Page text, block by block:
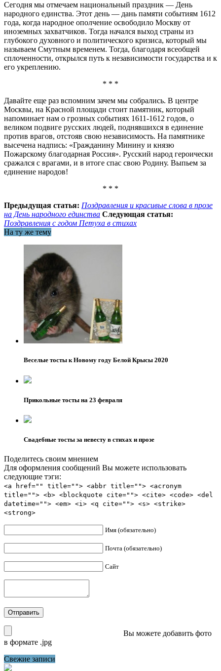
Сегодня мы отмечаем национальный праздник — День
народного единства. Этот день — дань памяти событиям 1612
года, когда народное ополчение освободило Москву от
иноземных захватчиков. Тогда начался выход страны из
глубокого духовного и политического кризиса, который мы
называем Смутным временем. Тогда, благодаря всеобщей
сплоченности, открылся путь к независимости государства и к
его укреплению.
* * *
Давайте еще раз вспомним зачем мы собрались. В центре
Москвы, на Красной площади стоит памятник, который
напоминает нам о грозных событиях 1611-1612 годов, о
великом подвиге русских людей, поднявшихся в единение
против врагов, отстояв свою независимость. На памятнике
высечена надпись: «Гражданину Минину и князю
Пожарскому благодарная Россия». Русский народ героически
сражался с врагами, и в итоге спас свою Родину. Выпьем за
единение народов!
* * *
Предыдущая статья: Поздравления и красивые слова в прозе
на День народного единства Следующая статья:
Поздравления с годом Петуха в стихах
На ту же тему
Веселые тосты к Новому году Белой Крысы 2020
Прикольные тосты на 23 февраля
Свадебные тосты за невесту в стихах и прозе
Поделитесь своим мнением
Для оформления сообщений Вы можете использовать
следующие тэги:
<a href="" title=""> <abbr title=""> <acronym
title=""> <b> <blockquote cite=""> <cite> <code> <del
datetime=""> <em> <i> <q cite=""> <s> <strike>
<strong>
Имя (обязательно)
Почта (обязательно)
Сайт
Вы можете добавить фото
в формате .jpg
Свежие записи